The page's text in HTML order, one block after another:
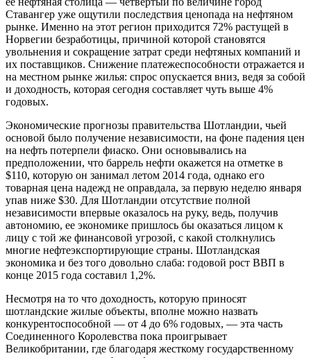
Ставангер уже ощутили последствия ценопада на нефтяном
рынке. Именно на этот регион приходится 72% растущей в
Норвегии безработицы, причиной которой становятся
увольнения и сокращение затрат среди нефтяных компаний и
их поставщиков. Снижение платежеспособности отражается и
на местном рынке жилья: спрос опускается вниз, ведя за собой
и доходность, которая сегодня составляет чуть выше 4%
годовых.
Экономические прогнозы правительства Шотландии, чьей
основой было получение независимости, на фоне падения цен
на нефть потерпели фиаско. Они основывались на
предположении, что баррель нефти окажется на отметке в
$110, которую он занимал летом 2014 года, однако его
товарная цена надежд не оправдала, за первую неделю января
упав ниже $30. Для Шотландии отсутствие полной
независимости впервые оказалось на руку, ведь, получив
автономию, ее экономике пришлось бы оказаться лицом к
лицу с той же финансовой угрозой, с какой столкнулись
многие нефтеэкспортирующие страны. Шотландская
экономика и без того довольно слаба: годовой рост ВВП в
конце 2015 года составил 1,2%.
Несмотря на то что доходность, которую приносят
шотландские жилые объекты, вполне можно назвать
конкурентоспособной — от 4 до 6% годовых, — эта часть
Соединенного Королевства пока проигрывает
Великобритании, где благодаря жесткому государственному